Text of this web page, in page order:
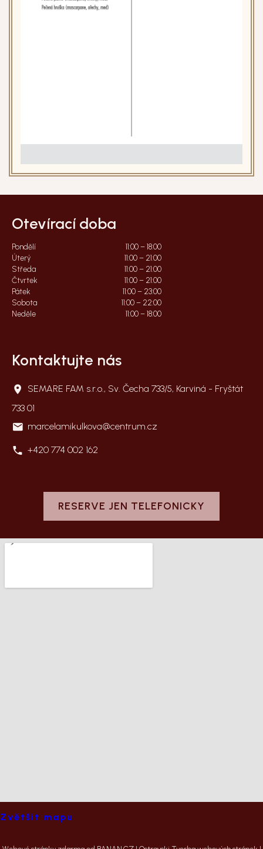
Otevírací doba
Pondělí
11:00 – 18:00
Úterý
11:00 – 21:00
Středa
11:00 – 21:00
Čtvrtek
11:00 – 21:00
Pátek
11:00 – 23:00
Sobota
11:00 – 22:00
Neděle
11:00 – 18:00
Kontaktujte nás
SEMARE FAM s.r.o., Sv. Čecha 733/5, Karviná - Fryštát
733 01
marcelamikulkova@centrum.cz
+420 774 002 162
RESERVE JEN TELEFONICKY
Zvětšit mapu